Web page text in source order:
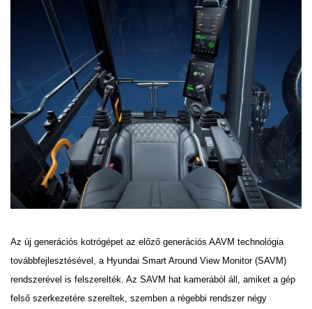
Az új generációs kotrógépet az előző generációs AAVM technológia
továbbfejlesztésével, a Hyundai Smart Around View Monitor (SAVM)
rendszerével is felszerelték. Az SAVM hat kamerából áll, amiket a gép
felső szerkezetére szereltek, szemben a régebbi rendszer négy